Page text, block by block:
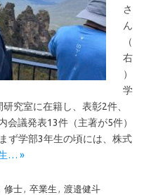
さ
ん
（
右
）
学
究室に在籍し、表彰2件、
会議発表13件（主著が5件）
ず学部3年生の頃には、株式
… »
修士, 卒業生 , 渡邉健斗